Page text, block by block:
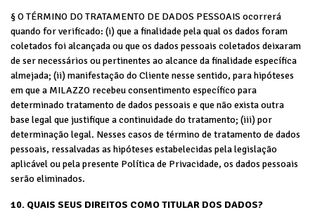
§ O TÉRMINO DO TRATAMENTO DE DADOS PESSOAIS ocorrerá
quando for verificado: (i) que a finalidade pela qual os dados foram
coletados foi alcançada ou que os dados pessoais coletados deixaram
de ser necessários ou pertinentes ao alcance da finalidade específica
almejada; (ii) manifestação do Cliente nesse sentido, para hipóteses
em que a MILAZZO recebeu consentimento específico para
determinado tratamento de dados pessoais e que não exista outra
base legal que justifique a continuidade do tratamento; (iii) por
determinação legal. Nesses casos de término de tratamento de dados
pessoais, ressalvadas as hipóteses estabelecidas pela legislação
aplicável ou pela presente Política de Privacidade, os dados pessoais
serão eliminados.
10. QUAIS SEUS DIREITOS COMO TITULAR DOS DADOS?